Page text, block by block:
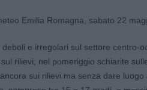
e irregolari sul settore centro-
rilievi; nel pomeriggio schiarite
sui rilievi ma senza dare luogo